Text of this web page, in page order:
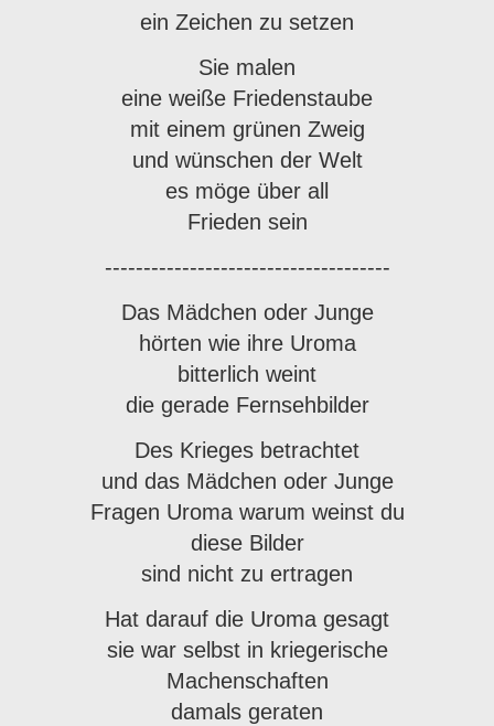
ein Zeichen zu setzen
Sie malen
eine weiße Friedenstaube
mit einem grünen Zweig
und wünschen der Welt
es möge über all
Frieden sein
-------------------------------------
Das Mädchen oder Junge
hörten wie ihre Uroma
bitterlich weint
die gerade Fernsehbilder
Des Krieges betrachtet
und das Mädchen oder Junge
Fragen Uroma warum weinst du
diese Bilder
sind nicht zu ertragen
Hat darauf die Uroma gesagt
sie war selbst in kriegerische
Machenschaften
damals geraten